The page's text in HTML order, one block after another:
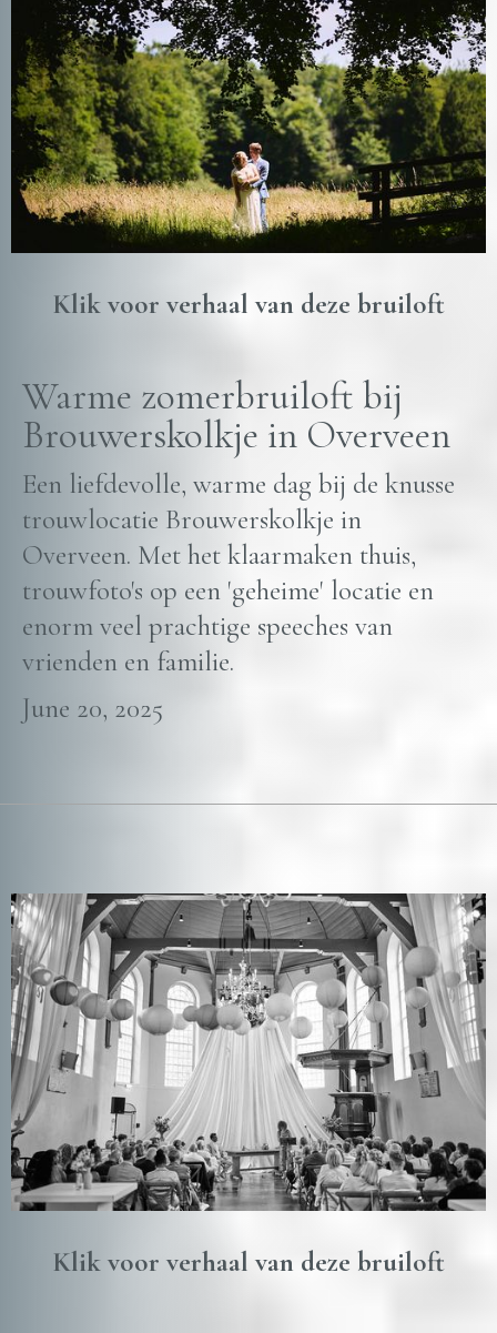
Klik voor verhaal van deze bruiloft
Warme zomerbruiloft bij
Brouwerskolkje in Overveen
Een liefdevolle, warme dag bij de knusse
trouwlocatie Brouwerskolkje in
Overveen. Met het klaarmaken thuis,
trouwfoto's op een 'geheime' locatie en
enorm veel prachtige speeches van
vrienden en familie.
June 20, 2025
Klik voor verhaal van deze bruiloft